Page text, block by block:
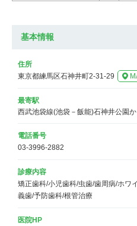
基本情報
住所
東京都練馬区石神井町2-31-29
最寄駅
西武池袋線(池袋－飯能)石神井公園
電話番号
03-3996-2882
診療内容
矯正歯科/小児歯科/虫歯/歯周病/ホワ
義歯/予防歯科/根管治療
医院HP